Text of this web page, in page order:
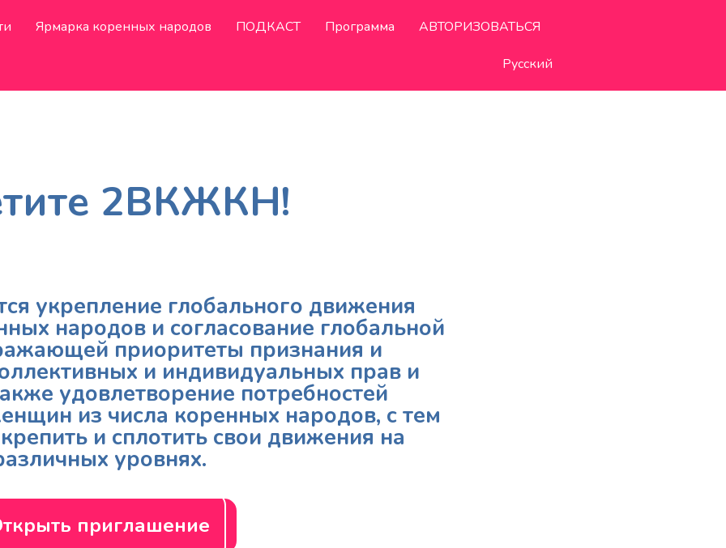
Ярмарка коренных народов ПОДКАСТ Программа АВТОРИЗОВАТЬСЯ
Русский
2ВКЖКН!
укрепление глобального движения
народов и согласование глобальной
приоритеты признания и
и индивидуальных прав и
удовлетворение потребностей
из числа коренных народов, с тем
и сплотить свои движения на
уровнях.
приглашение